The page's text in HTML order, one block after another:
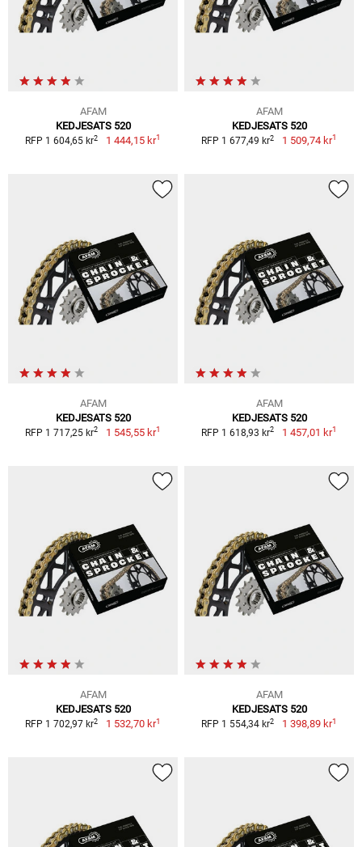
AFAM
KEDJESATS 520
RFP 1 604,65 kr2 1 444,15 kr1
AFAM
KEDJESATS 520
RFP 1 677,49 kr2 1 509,74 kr1
AFAM
KEDJESATS 520
RFP 1 717,25 kr2 1 545,55 kr1
AFAM
KEDJESATS 520
RFP 1 618,93 kr2 1 457,01 kr1
AFAM
KEDJESATS 520
RFP 1 702,97 kr2 1 532,70 kr1
AFAM
KEDJESATS 520
RFP 1 554,34 kr2 1 398,89 kr1